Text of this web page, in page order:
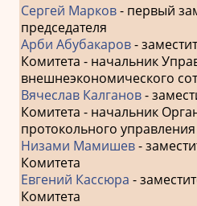
Сергей Марков- первый
председателя
Арби Абубакаров-
Комитета - начальник
внешнеэкономического
Вячеслав Калганов-
Комитета - начальник
протокольного управления
Низами Мамишев-
Комитета
Евгений Кассюра -
Комитета